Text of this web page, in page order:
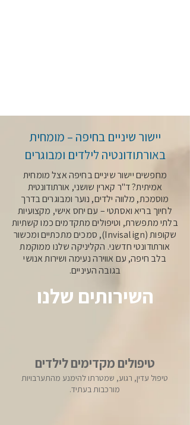
יישור שיניים בחיפה – מומחית
באורתודונטיה לילדים ומבוגרים
מחפשים יישור שיניים בחיפה אצל מומחית
אמיתית? ד"ר קארין שושני, אורתודונטית
מוסמכת, מלווה ילדים, נוער ומבוגרים בדרך
לחיוך בריא ואסתטי – עם יחס אישי, מקצועיות
בלתי מתפשרת, וטיפולים מתקדמים כמו קשתיות
שקופות (Invisalign), סמכים מתכתיים ומכשור
אורתודונטי חדשני. הקליניקה שלנו ממוקמת
בלב חיפה, עם אווירה נעימה ושירות אנושי
בגובה העיניים.
השירותים שלנו
טיפולים מקדימים לילדים
טיפול עדין, רגוע, שמטרתו להימנע מהתערבויות
מורכבות בעתיד.